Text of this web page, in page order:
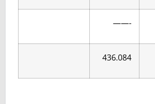
——-
436.084